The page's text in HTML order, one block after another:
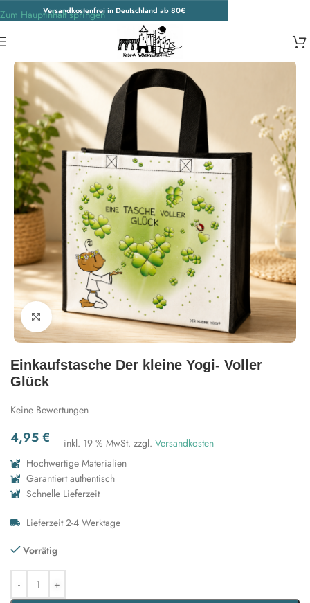
Versandkostenfrei in Deutschland ab 80€
Zum Hauptinhalt springen
Zum Vergrößern klicken
Einkaufstasche Der kleine Yogi- Voller
Glück
Keine Bewertungen
4,95€ inkl. 19 % MwSt. zzgl. Versandkosten
Hochwertige Materialien
Garantiert authentisch
Schnelle Lieferzeit
Lieferzeit 2-4 Werktage
Vorrätig